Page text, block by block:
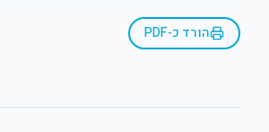
הורד כ-PDF